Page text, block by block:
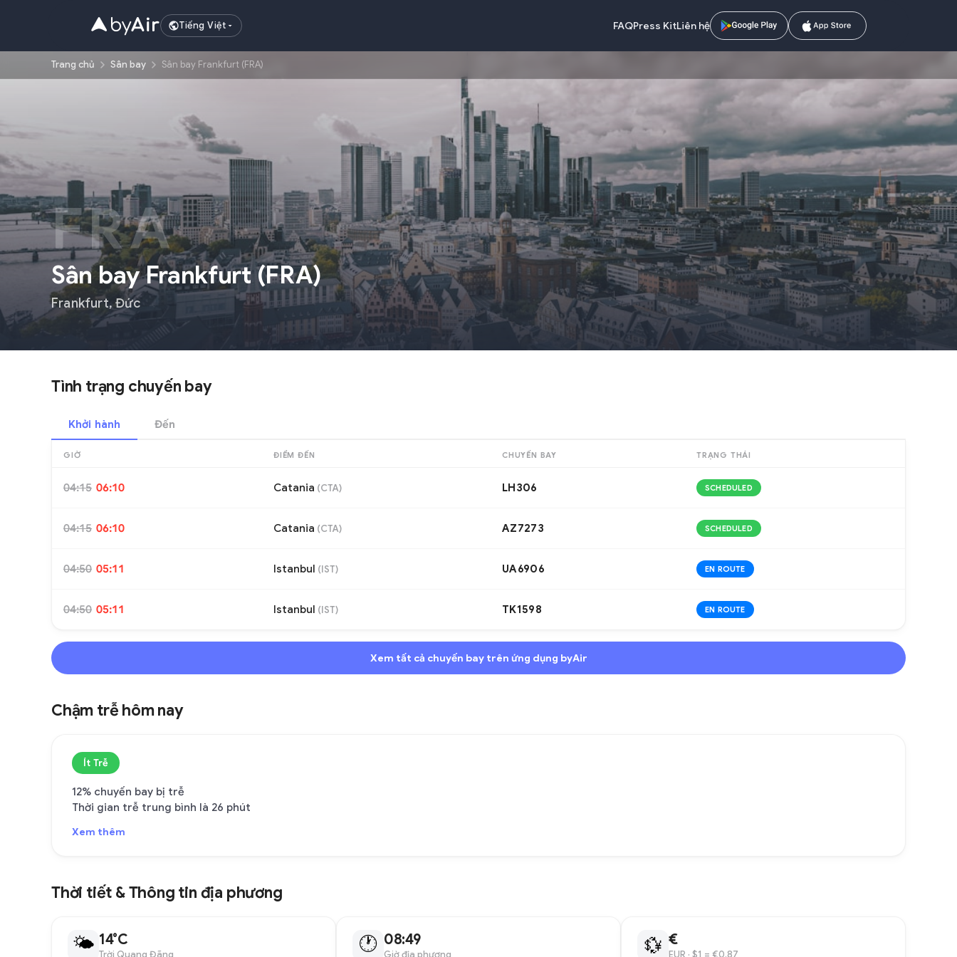
Tiếng Việt FAQPress KitLiên hệ
Trang chủ Sân bay Sân bay Frankfurt (FRA)
FRA
Sân bay Frankfurt(FRA)
Frankfurt,Đức
Tình trạng chuyến bay
Khởi hành Đến
GIỜ ĐIỂM ĐẾN CHUYẾN BAY TRẠNG THÁI
04:15 06:10 Catania (CTA) LH306 SCHEDULED
04:15 06:10 Catania (CTA) AZ7273 SCHEDULED
04:50 05:11 Istanbul (IST) UA6906 EN ROUTE
04:50 05:11 Istanbul (IST) TK1598 EN ROUTE
Xem tất cả chuyến bay trên ứng dụng byAir
Chậm trễ hôm nay
Ít Trễ
12% chuyến bay bị trễ
Thời gian trễ trung bình là 26 phút
Xem thêm
Thời tiết & Thông tin địa phương
🌤 14°C
Trời Quang Đãng 🕐 08:49
Giờ địa phương 💱 €
EUR · $1 = €0.87